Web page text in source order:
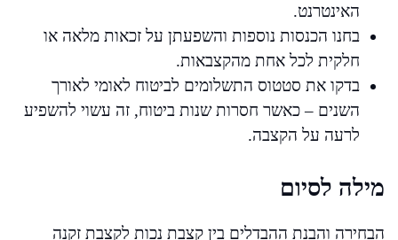
האינטרנט.
בחנו הכנסות נוספות והשפעתן על זכאות מלאה או
חלקית לכל אחת מהקצבאות.
בדקו את סטטוס התשלומים לביטוח לאומי לאורך
השנים – כאשר חסרות שנות ביטוח, זה עשוי להשפיע
לרעה על הקצבה.
מילה לסיום
הבחירה והבנת ההבדלים בין קצבת נכות לקצבת זקנה